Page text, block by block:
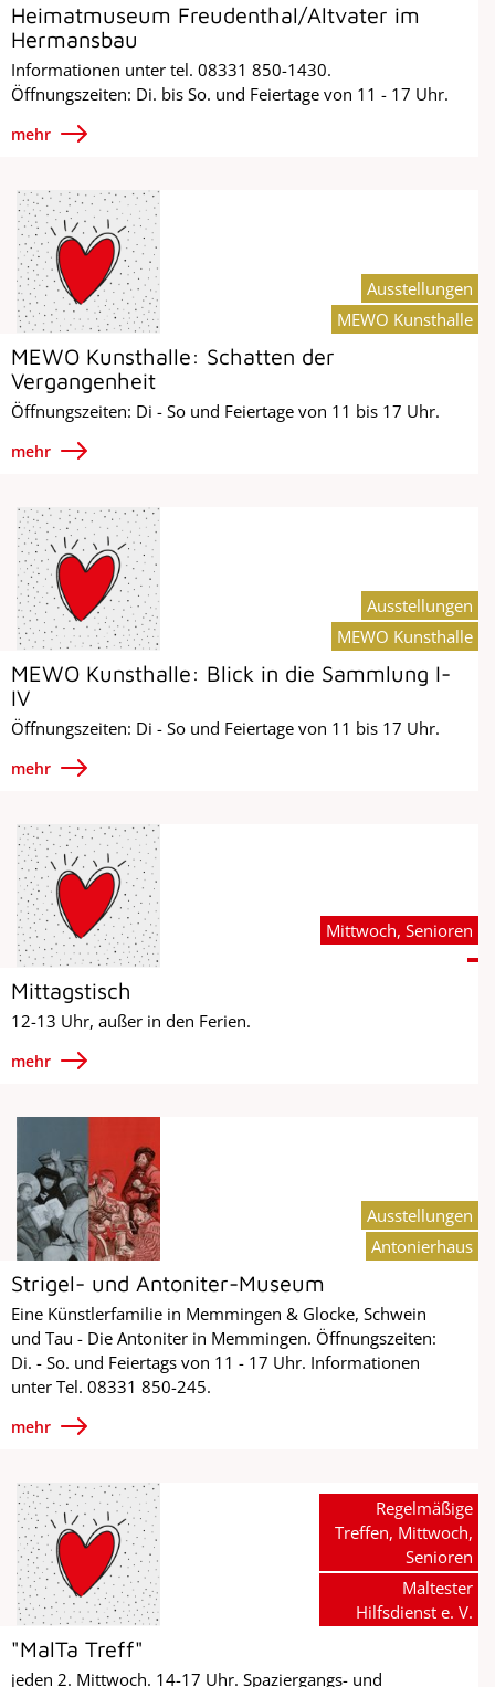
Heimatmuseum Freudenthal/Altvater im
Hermansbau
Informationen unter tel. 08331 850-1430.
Öffnungszeiten: Di. bis So. und Feiertage von 11 - 17 Uhr.
mehr
MEWO Kunsthalle: Schatten der
Vergangenheit
Öffnungszeiten: Di - So und Feiertage von 11 bis 17 Uhr.
mehr
Ausstellungen
MEWO Kunsthalle
MEWO Kunsthalle: Blick in die Sammlung I-
IV
Öffnungszeiten: Di - So und Feiertage von 11 bis 17 Uhr.
mehr
Ausstellungen
MEWO Kunsthalle
Mittagstisch
12-13 Uhr, außer in den Ferien.
mehr
Mittwoch, Senioren
Strigel- und Antoniter-Museum
Eine Künstlerfamilie in Memmingen & Glocke, Schwein
und Tau - Die Antoniter in Memmingen. Öffnungszeiten:
Di. - So. und Feiertags von 11 - 17 Uhr. Informationen
unter Tel. 08331 850-245.
mehr
Ausstellungen
Antonierhaus
"MalTa Treff"
jeden 2. Mittwoch. 14-17 Uhr. Spaziergangs- und
Regelmäßige
Treffen, Mittwoch,
Senioren
Maltester
Hilfsdienst e. V.